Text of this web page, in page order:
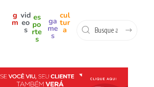
g
m
vid
eo
s
es
po
rte
s
ga
me
s
cul
tur
a